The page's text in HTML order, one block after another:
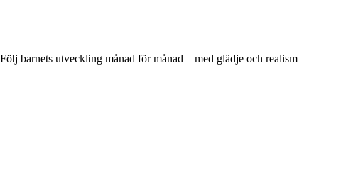
Följ barnets utveckling månad för månad – med glädje och realism